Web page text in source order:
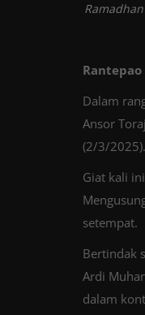
Rantepao
Dalam
Ansor
(2/3/2025).
Giat kali
setempat.
Bertindak
Ardi
dalam